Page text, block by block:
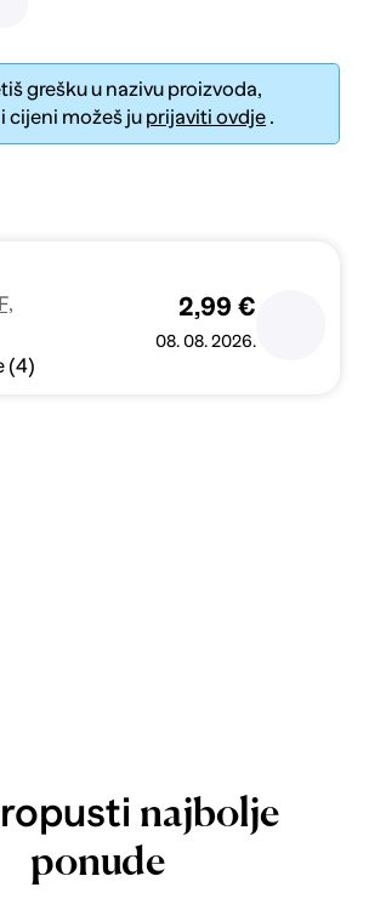
grešku u nazivu proizvoda,
cijeni možeš ju prijaviti ovdje .
(4)
2,99 €
08. 08. 2026.
najbolje
ponude